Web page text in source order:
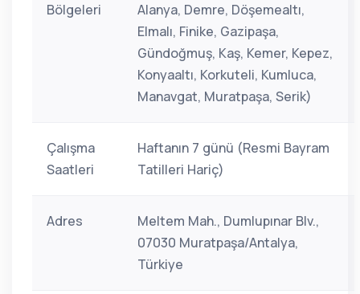
Bölgeleri
Alanya, Demre, Döşemealtı,
Elmalı, Finike, Gazipaşa,
Gündoğmuş, Kaş, Kemer, Kepez,
Konyaaltı, Korkuteli, Kumluca,
Manavgat, Muratpaşa, Serik)
Çalışma
Saatleri
Haftanın 7 günü (Resmi Bayram
Tatilleri Hariç)
Adres
Meltem Mah., Dumlupınar Blv.,
07030 Muratpaşa/Antalya,
Türkiye